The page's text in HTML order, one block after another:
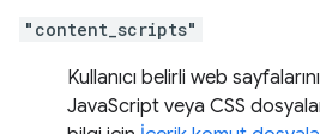
"content_scripts"
Kullanıcı belirli web
JavaScript veya CSS